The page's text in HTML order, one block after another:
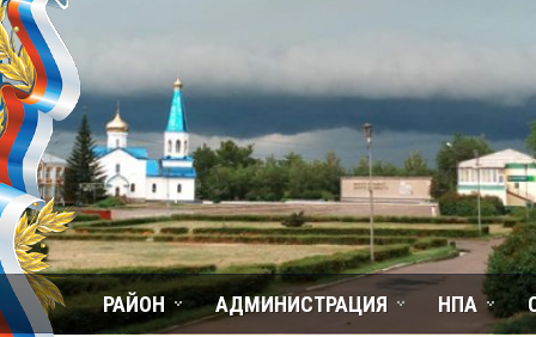
РАЙОН АДМИНИСТРАЦИЯ НПА